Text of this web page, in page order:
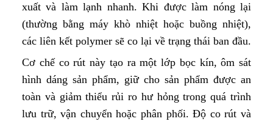
xuất và làm lạnh nhanh. Khi được làm nóng lại
(thường bằng máy khò nhiệt hoặc buồng nhiệt),
các liên kết polymer sẽ co lại về trạng thái ban đầu.
Cơ chế co rút này tạo ra một lớp bọc kín, ôm sát
hình dáng sản phẩm, giữ cho sản phẩm được an
toàn và giảm thiểu rủi ro hư hỏng trong quá trình
lưu trữ, vận chuyển hoặc phân phối. Độ co rút và